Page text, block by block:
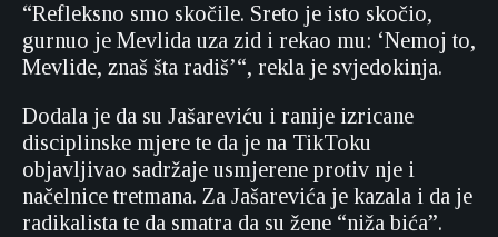
“Refleksno smo skočile. Sreto je isto skočio,
gurnuo je Mevlida uza zid i rekao mu: ‘Nemoj to,
Mevlide, znaš šta radiš’“, rekla je svjedokinja.
Dodala je da su Jašareviću i ranije izricane
disciplinske mjere te da je na TikToku
objavljivao sadržaje usmjerene protiv nje i
načelnice tretmana. Za Jašarevića je kazala i da je
radikalista te da smatra da su žene “niža bića”.